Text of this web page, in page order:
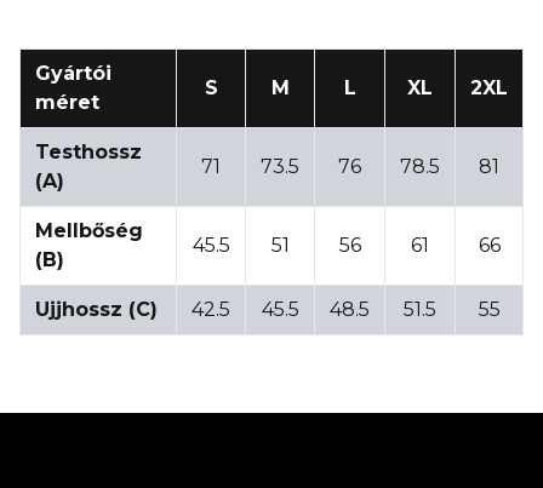
Gyártói
méret
S M L XL 2XL
Testhossz
(A)
71 73.5 76 78.5 81
Mellbőség
(B)
45.5 51 56 61 66
Ujjhossz (C) 42.5 45.5 48.5 51.5 55